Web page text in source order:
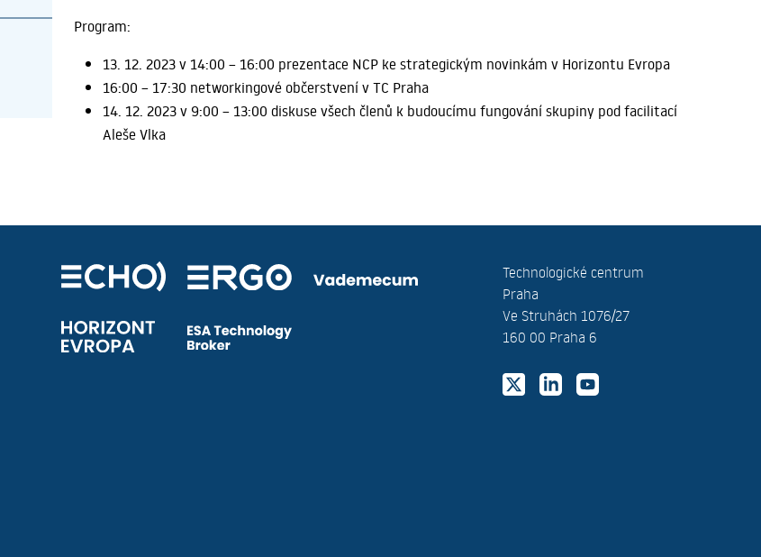
Program:
13. 12. 2023 v 14:00 – 16:00 prezentace NCP ke strategickým novinkám v Horizontu Evropa
16:00 – 17:30 networkingové občerstvení v TC Praha
14. 12. 2023 v9:00 – 13:00 diskuse všech členů k budoucímu fungování skupiny pod facilitací
Aleše Vlka
Technologické centrum
Praha
Ve Struhách 1076/27
160 00 Praha 6